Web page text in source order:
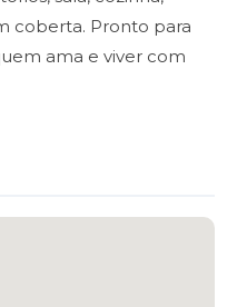
coberta. Pronto para
ama e viver com